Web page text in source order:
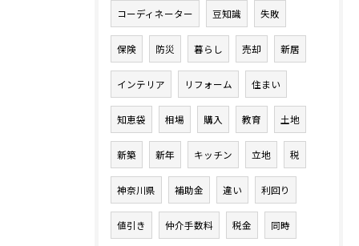
コーディネーター 豆知識 失敗
保険 防災 暮らし 売却 新居
インテリア リフォーム 住まい
知恵袋 相場 購入 教育 土地
新築 新年 キッチン 立地 税
神奈川県 補助金 違い 利回り
値引き 仲介手数料 税金 同時